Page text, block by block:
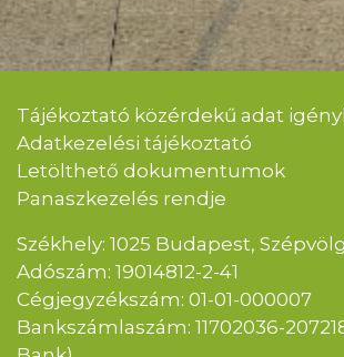
Tájékoztató közérdekű adat
Adatkezelési tájékoztató
Letölthető dokumentumok
Panaszkezelés rendje
Székhely: 1025 Budapest,
Adószám: 19014812-2-41
Cégjegyzékszám: 01-01-000007
Bankszámlaszám: 11702036-